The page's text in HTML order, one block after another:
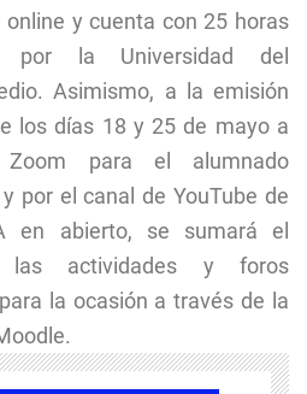
online y cuenta con 25 horas
por la Universidad del
Asimismo, a la emisión
los días 18 y 25 de mayo a
para el alumnado
por el canal de YouTube de
en abierto, se sumará el
actividades y foros
la ocasión a través de la